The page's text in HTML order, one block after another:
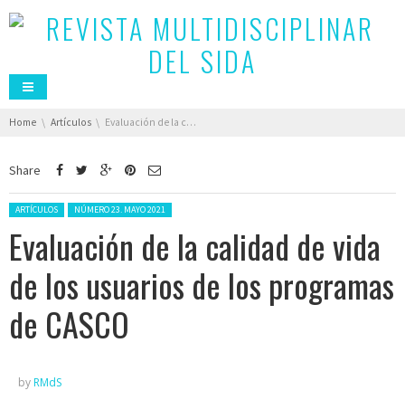
You are here:
Home Artículos Evaluación de la calidad de vida de los usuarios de los programas de CASCO
Share
Posted in:
ARTÍCULOS NÚMERO 23. MAYO 2021
Evaluación de la calidad de vida
de los usuarios de los programas
de CASCO
by RMdS